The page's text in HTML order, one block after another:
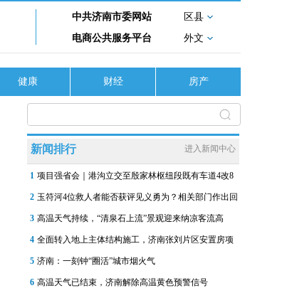
中共济南市委网站
区县
电商公共服务平台
外文
健康 财经 房产
新闻排行 进入新闻中心
1 项目强省会｜港沟立交至殷家林枢纽段既有车道4改8
2 玉符河4位救人者能否获评见义勇为？相关部门作出回
3 高温天气持续，“清泉石上流”景观迎来纳凉客流高
4 全面转入地上主体结构施工，济南张刘片区安置房项
5 济南：一刻钟“圈活”城市烟火气
6 高温天气已结束，济南解除高温黄色预警信号